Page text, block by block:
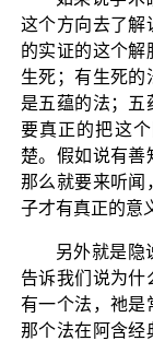
这个方向去了解
的实证的这个解
生死；有生死的
是五蕴的法；五
要真正的把这
楚。假如说有善
那么就要来听闻
子才有真正的意
另外就是隐
告诉我们说为什
有一个法，祂是
那个法在阿含经